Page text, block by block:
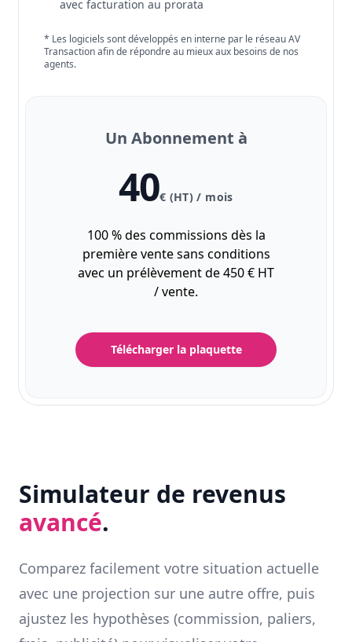
avec facturation au prorata
* Les logiciels sont développés en interne par le réseau AV
Transaction afin de répondre au mieux aux besoins de nos
agents.
Un Abonnement à
40€ (HT) / mois
100 % des commissions dès la
première vente sans conditions
avec un prélèvement de 450 € HT
/ vente.
Télécharger la plaquette
Simulateur de revenus
avancé.
Comparez facilement votre situation actuelle
avec une projection sur une autre offre, puis
ajustez les hypothèses (commission, paliers,